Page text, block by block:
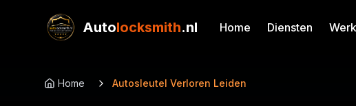
Autolocksmith.nl Home Diensten
Home Autosleutel Verloren Leiden